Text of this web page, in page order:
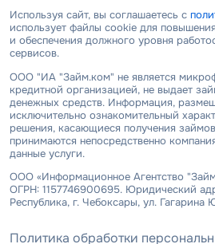
Используя сайт, вы соглашаетесь с
использует файлы cookie для
и обеспечения должного уровня
сервисов.
ООО "ИА "Займ.ком" не является
кредитной организацией, не выдает
денежных средств. Информация,
исключительно ознакомительный
решения, касающиеся получения
принимаются непосредственно
данные услуги.
ООО «Информационное Агентство
ОГРН: 1157746900695. Юридический
Республика, г. Чебоксары, ул.
Политика обработки